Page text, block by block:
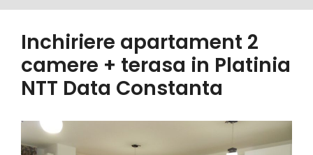
Inchiriere apartament 2
camere + terasa in Platinia
NTT Data Constanta